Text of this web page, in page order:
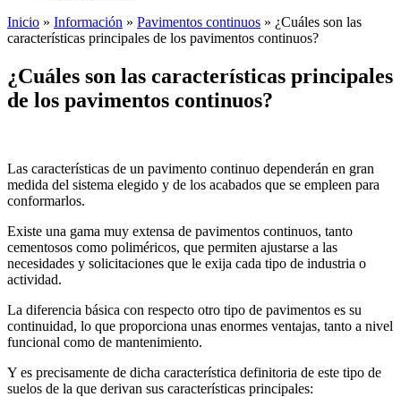
Inicio » Información » Pavimentos continuos » ¿Cuáles son las
características principales de los pavimentos continuos?
¿Cuáles son las características principales
de los pavimentos continuos?
Las características de un pavimento continuo dependerán en gran
medida del sistema elegido y de los acabados que se empleen para
conformarlos.
Existe una gama muy extensa de pavimentos continuos, tanto
cementosos como poliméricos, que permiten ajustarse a las
necesidades y solicitaciones que le exija cada tipo de industria o
actividad.
La diferencia básica con respecto otro tipo de pavimentos es su
continuidad, lo que proporciona unas enormes ventajas, tanto a nivel
funcional como de mantenimiento.
Y es precisamente de dicha característica definitoria de este tipo de
suelos de la que derivan sus características principales: